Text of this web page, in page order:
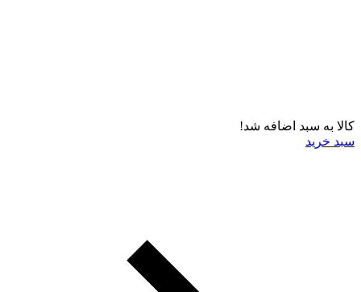
کالا به سبد اضافه شد!
سبد خرید